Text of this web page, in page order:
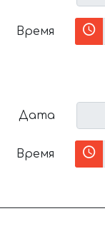
Время
Дата
Время